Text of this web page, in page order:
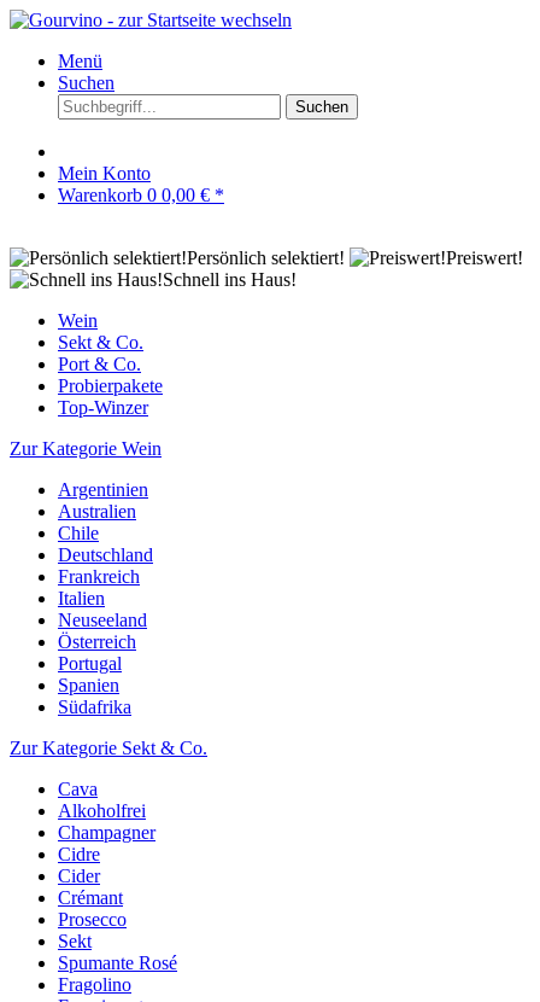
Menü
Suchen
Suchen
Mein Konto
Warenkorb 0 0,00 € *
Persönlich selektiert!
Preiswert!
Schnell ins Haus!
Wein
Sekt & Co.
Port & Co.
Probierpakete
Top-Winzer
Zur Kategorie Wein
Argentinien
Australien
Chile
Deutschland
Frankreich
Italien
Neuseeland
Österreich
Portugal
Spanien
Südafrika
Zur Kategorie Sekt & Co.
Cava
Alkoholfrei
Champagner
Cidre
Cider
Crémant
Prosecco
Sekt
Spumante Rosé
Fragolino